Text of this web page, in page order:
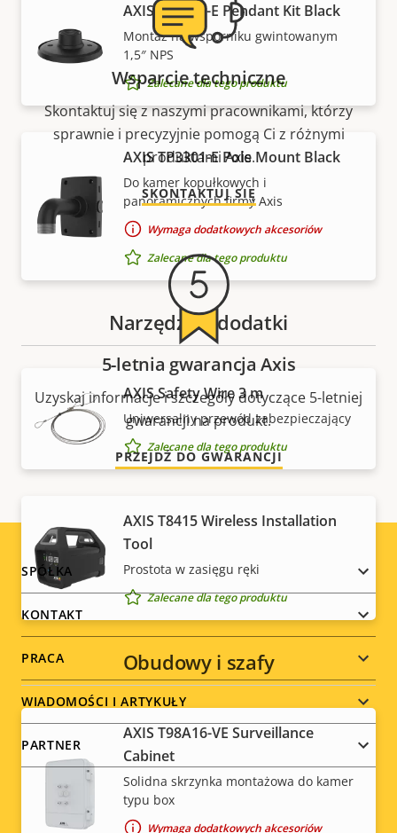
AXIS TP3106-E Pendant Kit Black
Montaż na wsporniku gwintowanym
1,5″ NPS
Zalecane dla tego produktu
AXIS TP3301-E Pole Mount Black
Do kamer kopułkowych i
panoramicznych firmy Axis
Wymaga dodatkowych akcesoriów
Zalecane dla tego produktu
Narzędzia i dodatki
AXIS Safety Wire 3 m
Uniwersalny przewód zabezpieczający
Zalecane dla tego produktu
AXIS T8415 Wireless Installation
Tool
Prostota w zasięgu ręki
Zalecane dla tego produktu
Obudowy i szafy
AXIS T98A16-VE Surveillance
Cabinet
Solidna skrzynka montażowa do kamer
typu box
Wymaga dodatkowych akcesoriów
Wsparcie techniczne
Skontaktuj się z naszymi pracownikami, którzy
sprawnie i precyzyjnie pomogą Ci z różnymi
produktami Axis.
SKONTAKTUJ SIĘ
5-letnia gwarancja Axis
Uzyskaj informacje i szczegóły dotyczące 5-letniej
gwarancji na produkt.
PRZEJDŹ DO GWARANCJI
Footer
menu
SPÓŁKA
KONTAKT
PRACA
WIADOMOŚCI I ARTYKUŁY
PARTNER